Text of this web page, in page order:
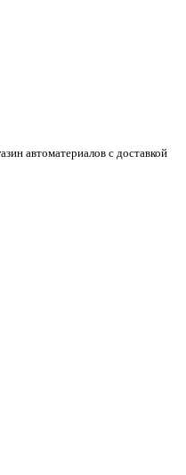
автоматериалов с доставкой